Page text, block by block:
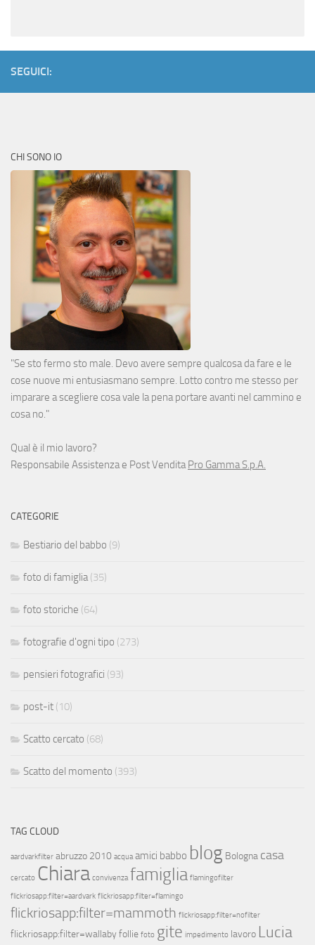
SEGUICI:
CHI SONO IO
"Se sto fermo sto male. Devo avere sempre qualcosa da fare e le
cose nuove mi entusiasmano sempre. Lotto contro me stesso per
imparare a scegliere cosa vale la pena portare avanti nel cammino e
cosa no."
Qual è il mio lavoro?
Responsabile Assistenza e Post VenditaPro Gamma S.p.A.
CATEGORIE
Bestiario del babbo (9)
foto di famiglia(35)
foto storiche (64)
fotografie d'ogni tipo (273)
pensieri fotografici (93)
post-it (10)
Scatto cercato (68)
Scatto del momento (393)
TAG CLOUD
aardvarkfilter abruzzo 2010 acqua amici babbo blog Bologna casa
cercato Chiara convivenza famiglia flamingofilter
flickriosapp:filter=aardvark flickriosapp:filter=flamingo
flickriosapp:filter=mammoth flickriosapp:filter=nofilter
flickriosapp:filter=wallaby follie foto gite impedimento lavoro Lucia